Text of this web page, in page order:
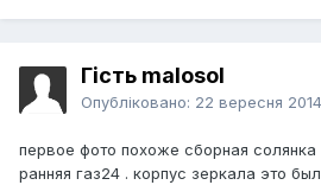
Гість malosol
Опубліковано: 22 вересня 2014
первое фото похоже сборная
ранняя газ24 . корпус зеркала это